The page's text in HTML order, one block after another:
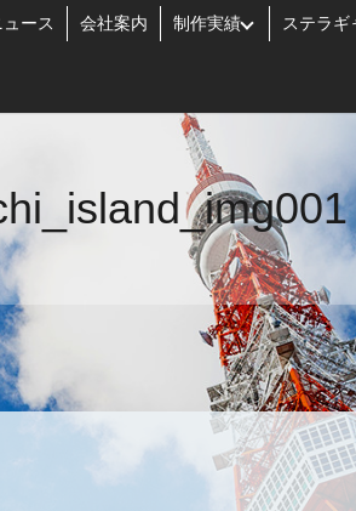
ュース 会社案内 制作実績 ステラギ